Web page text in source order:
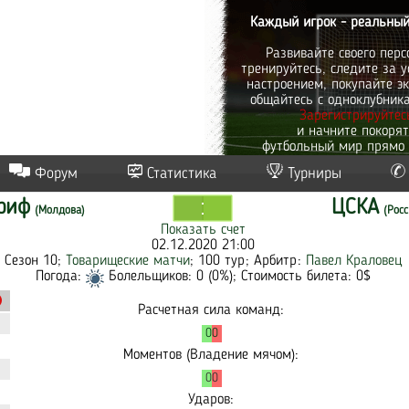
Каждый игрок - реальный
Развивайте своего
тренируйтесь, следите за
настроением, покупайте
общайтесь с
и начните
футбольный мир прямо
Форум Статистика Турниры
(Молдова) ЦСКА
Показать счет
02.12.2020 21:00
Сезон 10;
Товарищеские матчи; 100 тур; Арбитр:
Павел Краловец
Погода:
Болельщиков: 0 (0%); Стоимость билета: 0$
Расчетная сила команд:
00
Моментов (Владение мячом):
00
Ударов: